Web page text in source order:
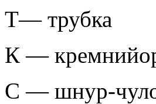
Т— трубка
К —
С — шнур-